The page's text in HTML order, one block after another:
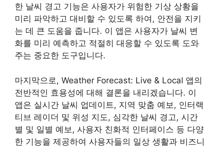
한 날씨 경고 기능은 사용자가 위험한 기상 상황을
미리 파악하고 대비할 수 있도록 하여, 안전을 지키
는 데 큰 도움을 줍니다. 이 앱은 사용자가 날씨 변
화를 미리 예측하고 적절히 대응할 수 있도록 도와
주는 중요한 도구입니다.
마지막으로, Weather Forecast: Live & Local 앱의
전반적인 효용성에 대해 결론을 내리겠습니다. 이
앱은 실시간 날씨 업데이트, 지역 맞춤 예보, 인터랙
티브 레이더 및 위성 지도, 심각한 날씨 경고, 시간
별 및 일별 예보, 사용자 친화적 인터페이스 등 다양
한 기능을 제공하여 사용자들의 일상 생활과 비즈니